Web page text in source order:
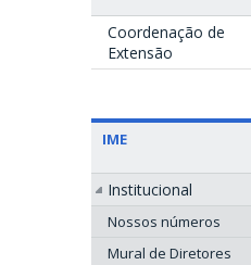
Coordenação de
Extensão
IME
Institucional
Nossos números
Mural de Diretores